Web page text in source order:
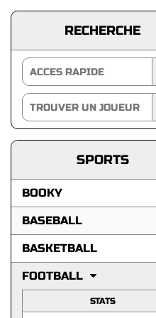
RECHERCHE
SPORTS
BOOKY
BASEBALL
BASKETBALL
FOOTBALL
STATS